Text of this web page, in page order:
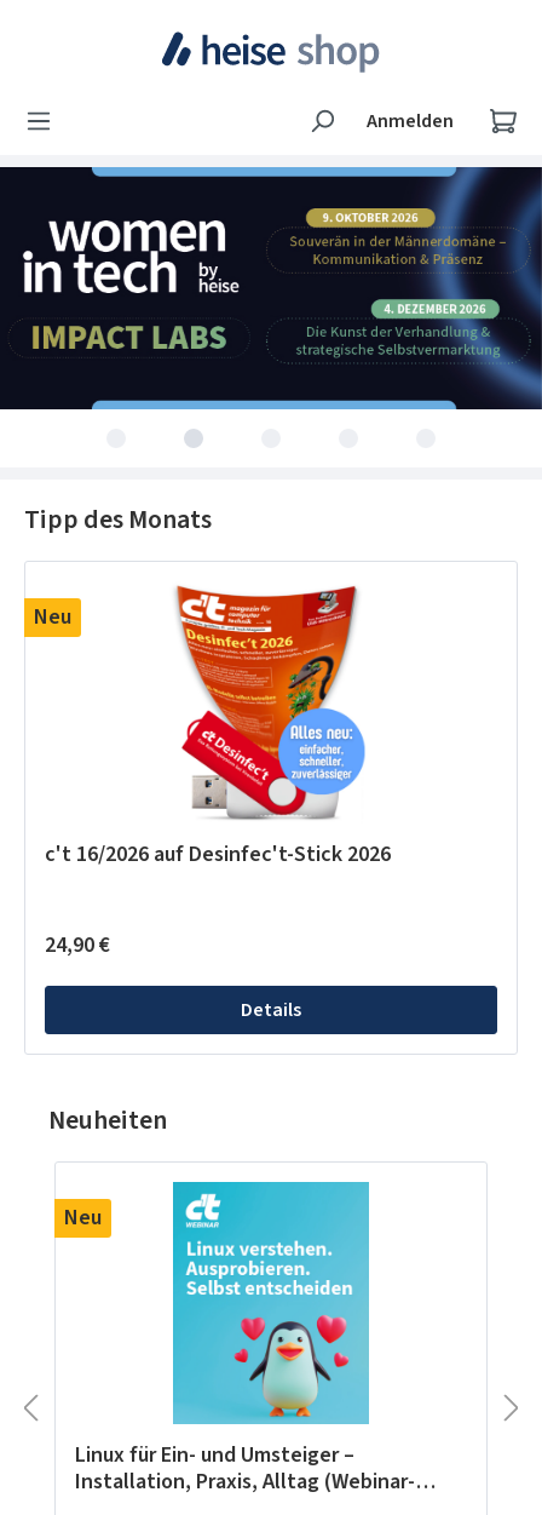
Zum Hauptinhalt springen
Anmelden
Tipp des Monats
Neu
c't 16/2026 auf Desinfec't-Stick 2026
Regulärer Preis:
24,90 €
Details
Neuheiten
Neu
Linux für Ein- und Umsteiger –
Installation, Praxis, Alltag (Webinar-